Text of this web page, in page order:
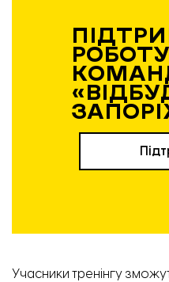
РОБОТУ
Учасники тренінгу